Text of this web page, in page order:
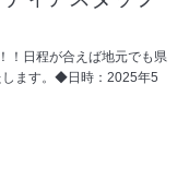
！日程が合えば地元でも県
します。◆日時：2025年5